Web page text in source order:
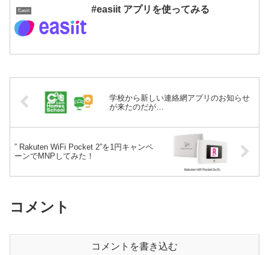
Easiit #easiit アプリを使ってみる
学校から新しい連絡網アプリのお知らせ
が来たのだが…
” Rakuten WiFi Pocket 2”を1円キャンペ
ーンでMNPしてみた！
コメント
コメントを書き込む